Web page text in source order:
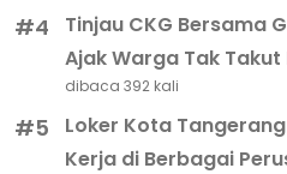
#4
Tinjau CKG Bersama
Ajak Warga Tak
dibaca 392 kali
#5
Loker Kota
Kerja di Berbagai